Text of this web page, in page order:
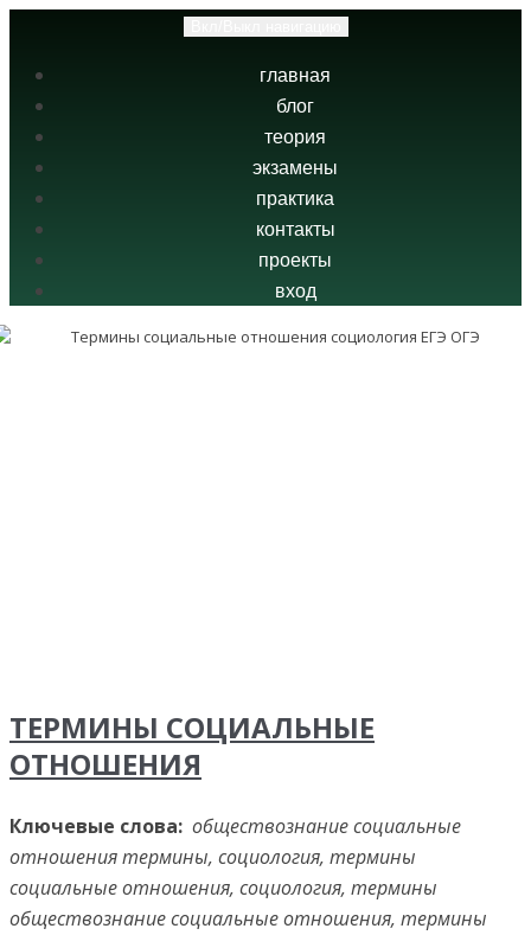
главная
блог
теория
экзамены
практика
контакты
проекты
вход
ТЕРМИНЫ СОЦИАЛЬНЫЕ
ОТНОШЕНИЯ
Ключевые слова: обществознание социальные
отношения термины, социология, термины
социальные отношения, социология, термины
обществознание социальные отношения, термины